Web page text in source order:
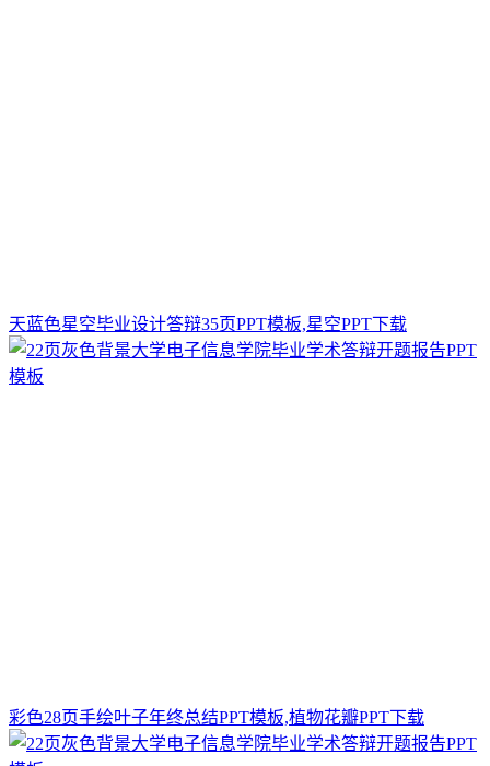
天蓝色星空毕业设计答辩35页PPT模板,星空PPT下载
彩色28页手绘叶子年终总结PPT模板,植物花瓣PPT下载